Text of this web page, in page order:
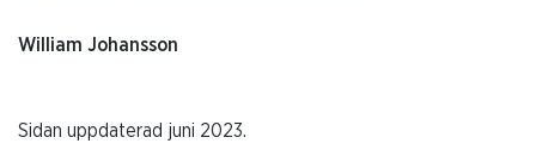
William Johansson
Sidan uppdaterad juni 2023.